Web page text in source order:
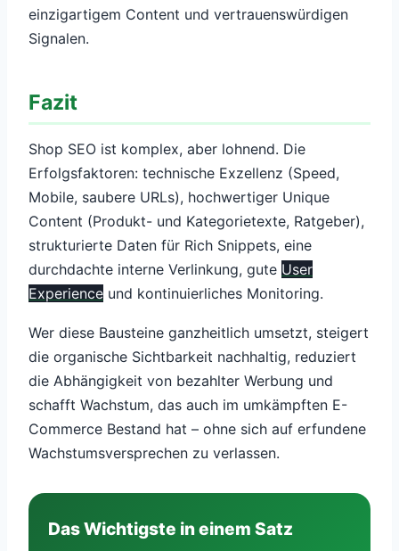
einzigartigem Content und vertrauenswürdigen
Signalen.
Fazit
Shop SEO ist komplex, aber lohnend. Die
Erfolgsfaktoren: technische Exzellenz (Speed,
Mobile, saubere URLs), hochwertiger Unique
Content (Produkt- und Kategorietexte, Ratgeber),
strukturierte Daten für Rich Snippets, eine
durchdachte interne Verlinkung, gute User
Experience und kontinuierliches Monitoring.
Wer diese Bausteine ganzheitlich umsetzt, steigert
die organische Sichtbarkeit nachhaltig, reduziert
die Abhängigkeit von bezahlter Werbung und
schafft Wachstum, das auch im umkämpften E-
Commerce Bestand hat – ohne sich auf erfundene
Wachstumsversprechen zu verlassen.
Das Wichtigste in einem Satz